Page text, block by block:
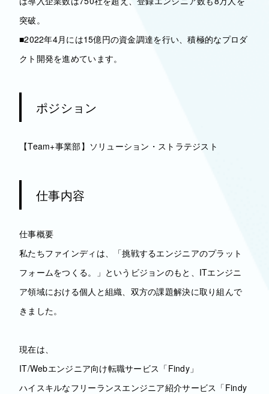
突破。
■2022年4月には15億円の資金調達を行い、積極的なプロダ
クト開発を進めています。
ポジション
【Team+事業部】ソリューション・ストラテジスト
仕事内容
仕事概要
私たちファインディは、「挑戦するエンジニアのプラット
フォームをつくる。」というビジョンのもと、ITエンジニ
ア領域における個人と組織、双方の課題解決に取り組んで
きました。
現在は、
IT/Webエンジニア向け転職サービス「Findy」
ハイスキルなフリーランスエンジニア紹介サービス「Findy